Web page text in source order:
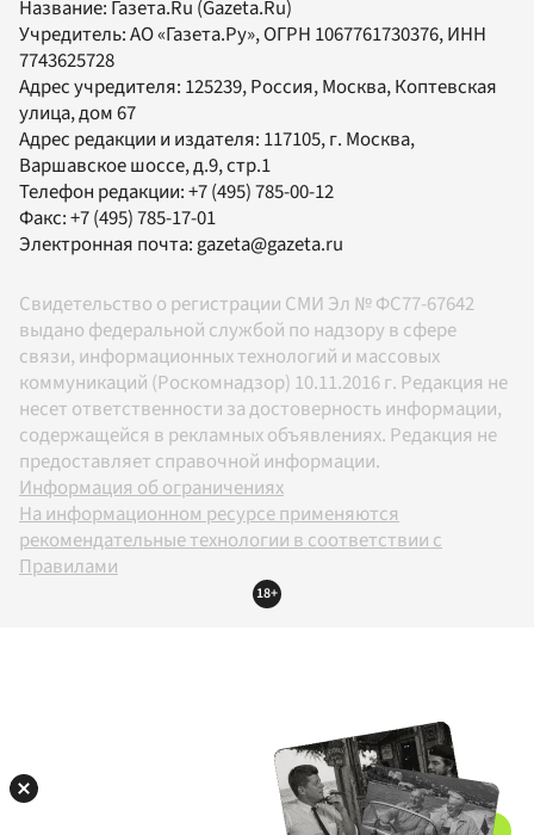
Название: Газета.Ru (Gazeta.Ru)
Учредитель:АО «Газета.Ру», ОГРН 1067761730376, ИНН
7743625728
Адрес учредителя: 125239, Россия, Москва, Коптевская
улица, дом 67
Адрес редакции и издателя: 117105, г. Москва,
Варшавское шоссе, д.9, стр.1
Телефон редакции:+7 (495) 785-00-12
Факс:+7 (495) 785-17-01
Электронная почта: gazeta@gazeta.ru
Свидетельство о регистрации СМИ Эл № ФС77-67642
выдано федеральной службой по надзору в сфере
связи, информационных технологий и массовых
коммуникаций (Роскомнадзор) 10.11.2016 г. Редакция не
несет ответственности за достоверность информации,
содержащейся в рекламных объявлениях. Редакция не
предоставляет справочной информации.
Информация об ограничениях
На информационном ресурсе применяются
рекомендательные технологии в соответствии с
Правилами
18+